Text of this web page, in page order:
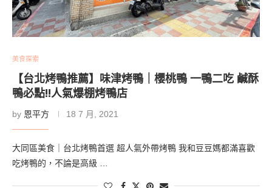
美食探索
【台北烤鴨推薦】味津烤鴨｜櫻桃鴨 一鴨二吃 鹹酥
鴨必點!!人氣爆棚烤鴨店
by 恩平方 18 7 月, 2021
大同區美食｜台北烤鴨首選 超人氣外帶烤鴨 我和豆豆媽都滿喜歡
吃烤鴨的，不論是高級 …